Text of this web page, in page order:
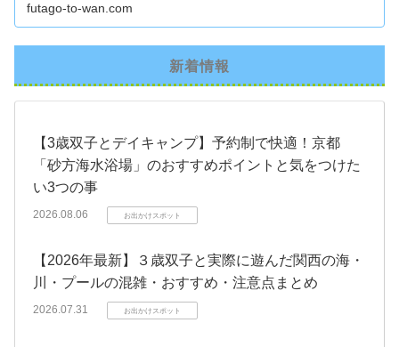
futago-to-wan.com
新着情報
【3歳双子とデイキャンプ】予約制で快適！京都
「砂方海水浴場」のおすすめポイントと気をつけた
い3つの事
2026.08.06 お出かけスポット
【2026年最新】３歳双子と実際に遊んだ関西の海・
川・プールの混雑・おすすめ・注意点まとめ
2026.07.31 お出かけスポット